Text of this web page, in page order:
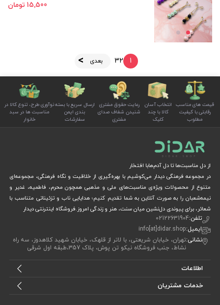
15٬500 تومان
1
2
3 بعدی
قیمت های مناسب
رقابتی با کیفیت
مطلوب
انتخاب آسان
کالا با چند
کلیک
رعایت حقوق مشتری
شنیدن شفاف صدای
مشتری
ارسال سریع با بسته
بندی ایمن
سفارشات
نوآوری طرح، تنوع کالا در
مناسبت ها در سبد
خانوار
از دل مناسبت‌ها تا دل آدم‌هابا افتخار
در مجموعه فرهنگی دیدار می‌کوشیم با بهره‌گیری از خلاقیت و نگاه فرهنگی، مجموعه‌ای
متنوع از محصولات ویژه‌ی مناسبت‌های ملی و مذهبی همچون محرم، فاطمیه، غدیر و
نیمه‌شعبان را به صورت آنلاین به شما تقدیم کنیم؛ هدایایی ناب و تزئیناتی متناسب با
شعائر، برای پیوندی دل‌نشین میان سنت، هنر و زندگی امروز.فروشگاه اینترنتی دیدار
تلفن:02122631904
ایمیل:info[at]didar.shop
نشانی:تهران، خیابان شریعتی، با لاتر از قلهک، خیابان شهید کلاهدوز، سه راه
نشاط، جنب فروشگاه نیکو تن پوش، پلاک 357،طبقه اول شرقی
اطلاعات
خدمات مشتریان